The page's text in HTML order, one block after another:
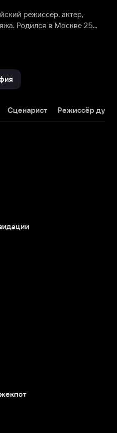
режиссер, актер,
Родился в Москве 25
Сценарист Режиссёр